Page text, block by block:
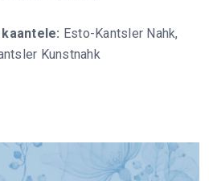
Esto-Kantsler Nahk,
Kunstnahk